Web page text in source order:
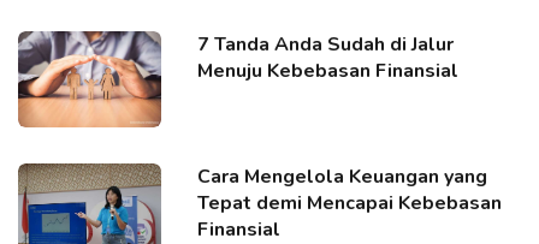
7 Tanda Anda Sudah di Jalur
Menuju Kebebasan Finansial
Cara Mengelola Keuangan yang
Tepat demi Mencapai Kebebasan
Finansial